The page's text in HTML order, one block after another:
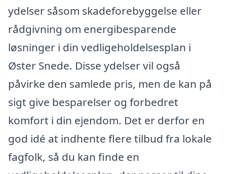
ydelser såsom skadeforebyggelse eller
rådgivning om energibesparende
løsninger i din vedligeholdelsesplan i
Øster Snede. Disse ydelser vil også
påvirke den samlede pris, men de kan på
sigt give besparelser og forbedret
komfort i din ejendom. Det er derfor en
god idé at indhente flere tilbud fra lokale
fagfolk, så du kan finde en